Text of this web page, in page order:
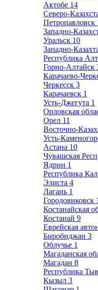
Актобе 14
Северо-
Петропавловск
Западно-
Уральск 10
Западно-
Республика
Горно-Алтайск
Карачаево-
Черкесск 3
Карачаевск 1
Усть-Джегута 1
Орловская
Орел 11
Восточно-
Усть-
Астана 10
Чувашская
Ядрин 1
Республика
Элиста 4
Лагань 1
Городовиковск 1
Костанайская
Костанай 9
Еврейская
Биробиджан 3
Облучье 1
Магаданская
Магадан 8
Республика
Кызыл 3